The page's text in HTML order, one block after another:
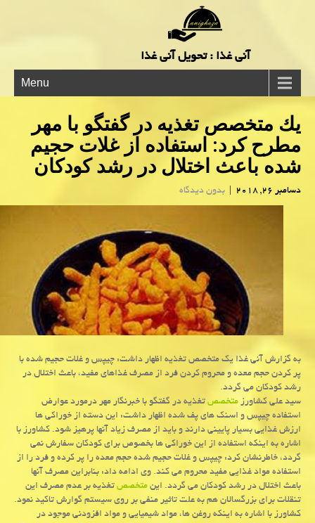
آنی غذا : تحویل آنی غذا
Menu
یك متخصص تغذیه در گفتگو با مهر
مطرح كرد: استفاده از غلات حجیم
شده باعث اختلال در رشد كودكان
دسامبر 26, 2018 | بدون دیدگاه
به گزارش آنی غذا یك متخصص تغذیه اظهار داشت: چیپس و غلات حجیم شده با
پر كردن حجم معده و محروم كردن فرد از مصرف غذاهای مفید، باعث اختلال در
رشد كودكان می گردد.
سید علی كشاورزمتخصصتغذیه در گفتگو با خبرنگار مهر درمورد عوارض
استفاده چیپس و اسنك های پف شده اظهار داشت: این دسته از خوراكی ها
ارزش غذایی بسیار پایینی دارند و باید از مصرف زیاد آنها پرهیز شود. كشاورز با
اشاره به اینكه استفاده از این خوراكی ها بخصوص برای كودكان سفارش نمی
گردد، خاطرنشان كرد: چیپس و غلات حجیم شده حجم معده را پر كرده و فرد را از
استفاده مواد غذایی مفید محروم می كند. وی ادامه داد: بنابراین مصرف آنها
باعث اختلال در رشد كودكان می گردد. اینمتخصصتغذیه بر عدم مصرف این
تنقلات برای بزرگسالان هم به علت تاثیر منفی بر روی سیستم گوارش تاكید نمود.
كشاورز با اشاره به اینكه روغن ها، مواد شیمیایی و مواد افزودنی موجود در